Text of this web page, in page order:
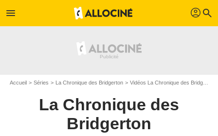
menu profil search
Accueil Séries La Chronique des Bridgerton Vidéos La Chronique des Bridgerton
La Chronique des
Bridgerton